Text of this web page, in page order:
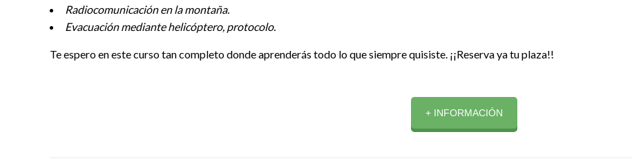
Radiocomunicación en la montaña.
Evacuación mediante helicóptero, protocolo.
Te espero en este curso tan completo donde aprenderás todo lo que siempre quisiste. ¡¡Reserva ya tu plaza!!
+ INFORMACIÓN